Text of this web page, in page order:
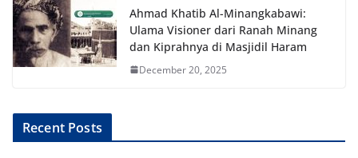
Ahmad Khatib Al-Minangkabawi:
Ulama Visioner dari Ranah Minang
dan Kiprahnya di Masjidil Haram
December 20, 2025
Recent Posts